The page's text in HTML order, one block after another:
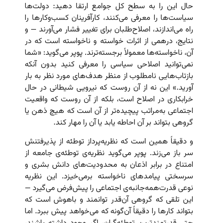
حال این را به سطح کل جوامع ارتقا دهید: دولت‌ها
سیاست‌ها را معرفی می‌کنند، کارآفرینان کسب‌وکارها را
راه می‌اندازند، اصلاح‌طلبان برای تغییر فشار می‌آورند — و
نتایج، درهمی از اثرات خواسته و ناخواسته است که در
آن، ناخواسته‌ها معمولاً برجسته‌ترند. پوپر می‌گوید: «شما
نمی‌توانید اصلاحی سیاسی را معرفی کنید بدون آنکه
بازتاب‌هایی نامطلوب از منظر هدف‌های مورد نظر به بار
آورید.» این نه از آن روست که نیرویی شیطانی در حال
خرابکاری در اصلاح است، بلکه از آن روست که واقعیت
اجتماعی به‌مراتب پیچیده‌تر از آن است که هیچ ذهن یا
گروهی بتواند بر آن احاطه یابد یا آن را مهار کند.
و دقیقاً همین است که نظریه‌پرداز توطئه از پذیرفتنش
سر باز می‌زند. پوپر می‌گوید نظریه‌ی توطئه‌ی جامعه از
امتناع در برابر اذعان به محدودیت‌های دانش بشری و
سرسختی پیامدهای ناخواسته برمی‌خیزد. این نظریه
نوعی قدرت‌همه‌جانبه‌ی اجتماعی را پیش‌فرض می‌گیرد —
این تلقی که گروهی آن‌قدر توانمند و باهوش است که
بتواند کارها را دقیقاً آن‌گونه که می‌خواهد پیش ببرد. اما